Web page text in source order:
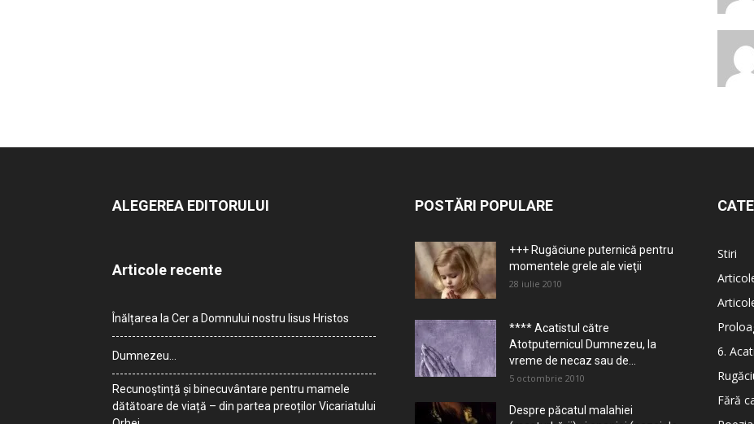
ALEGEREA EDITORULUI
Articole recente
Înălțarea la Cer a Domnului nostru Iisus Hristos
Dumnezeu…
Recunoștință și binecuvântare pentru mamele
dătătoare de viață – din partea preoților Vicariatului
POSTĂRI POPULARE
+++ Rugăciune puternică pentru
momentele grele ale vieţii
28 iulie 2010
**** Acatistul către
Atotputernicul Dumnezeu, la
vreme de necaz sau de...
5 octombrie 2010
Despre păcatul malahiei
Stiri
6.
Fără